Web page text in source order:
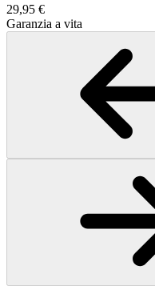
29,95 €
Garanzia a vita